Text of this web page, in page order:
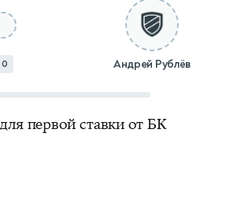
0 Андрей Рублёв
первой ставки от БК